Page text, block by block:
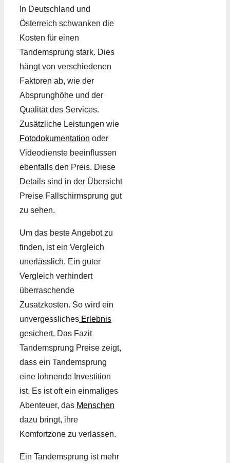
In Deutschland und
Österreich schwanken die
Kosten für einen
Tandemsprung stark. Dies
hängt von verschiedenen
Faktoren ab, wie der
Absprunghöhe und der
Qualität des Services.
Zusätzliche Leistungen wie
Fotodokumentation oder
Videodienste beeinflussen
ebenfalls den Preis. Diese
Details sind in der Übersicht
Preise Fallschirmsprung gut
zu sehen.
Um das beste Angebot zu
finden, ist ein Vergleich
unerlässlich. Ein guter
Vergleich verhindert
überraschende
Zusatzkosten. So wird ein
unvergessliches Erlebnis
gesichert. Das Fazit
Tandemsprung Preise zeigt,
dass ein Tandemsprung
eine lohnende Investition
ist. Es ist oft ein einmaliges
Abenteuer, das Menschen
dazu bringt, ihre
Komfortzone zu verlassen.
Ein Tandemsprung ist mehr